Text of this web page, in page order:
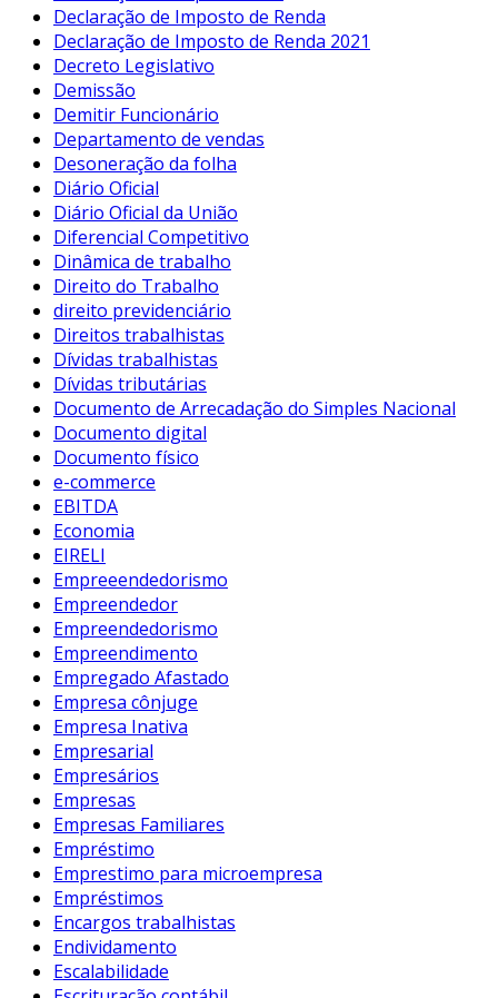
Declaração de Imposto de Renda
Declaração de Imposto de Renda 2021
Decreto Legislativo
Demissão
Demitir Funcionário
Departamento de vendas
Desoneração da folha
Diário Oficial
Diário Oficial da União
Diferencial Competitivo
Dinâmica de trabalho
Direito do Trabalho
direito previdenciário
Direitos trabalhistas
Dívidas trabalhistas
Dívidas tributárias
Documento de Arrecadação do Simples Nacional
Documento digital
Documento físico
e-commerce
EBITDA
Economia
EIRELI
Empreeendedorismo
Empreendedor
Empreendedorismo
Empreendimento
Empregado Afastado
Empresa cônjuge
Empresa Inativa
Empresarial
Empresários
Empresas
Empresas Familiares
Empréstimo
Emprestimo para microempresa
Empréstimos
Encargos trabalhistas
Endividamento
Escalabilidade